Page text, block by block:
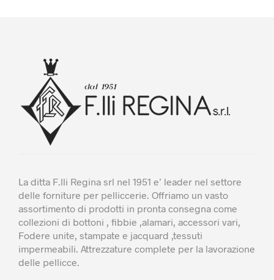
opzioni
possono
essere
scelte
nella
pagina
La ditta F.lli Regina srl nel 1951 e’ leader nel settore
delle forniture per pelliccerie. Offriamo un vasto
assortimento di prodotti in pronta consegna come
collezioni di bottoni , fibbie ,alamari, accessori vari,
Fodere unite, stampate e jacquard ,tessuti
impermeabili. Attrezzature complete per la lavorazione
delle pellicce.